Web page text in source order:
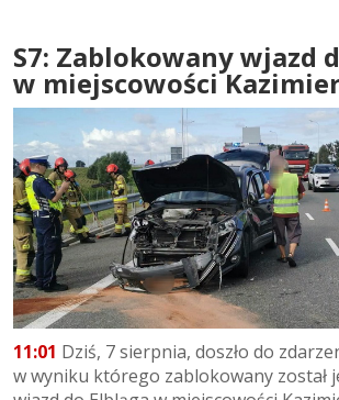
S7: Zablokowany wjazd
w miejscowości
11:01 Dziś, 7 sierpnia, doszło do
w wyniku którego zablokowany został